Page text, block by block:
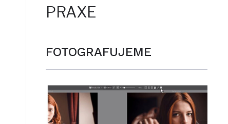
PRAXE
FOTOGRAFUJEME